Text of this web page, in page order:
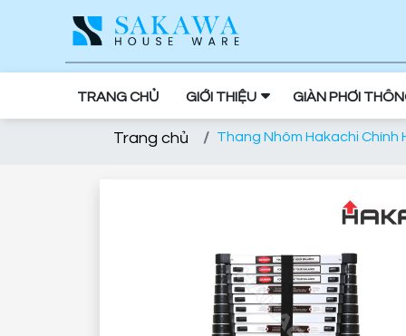
TRANG CHỦ GIỚI THIỆU GIÀN PHƠI
Trang chủ Thang Nhôm Hakachi Chính